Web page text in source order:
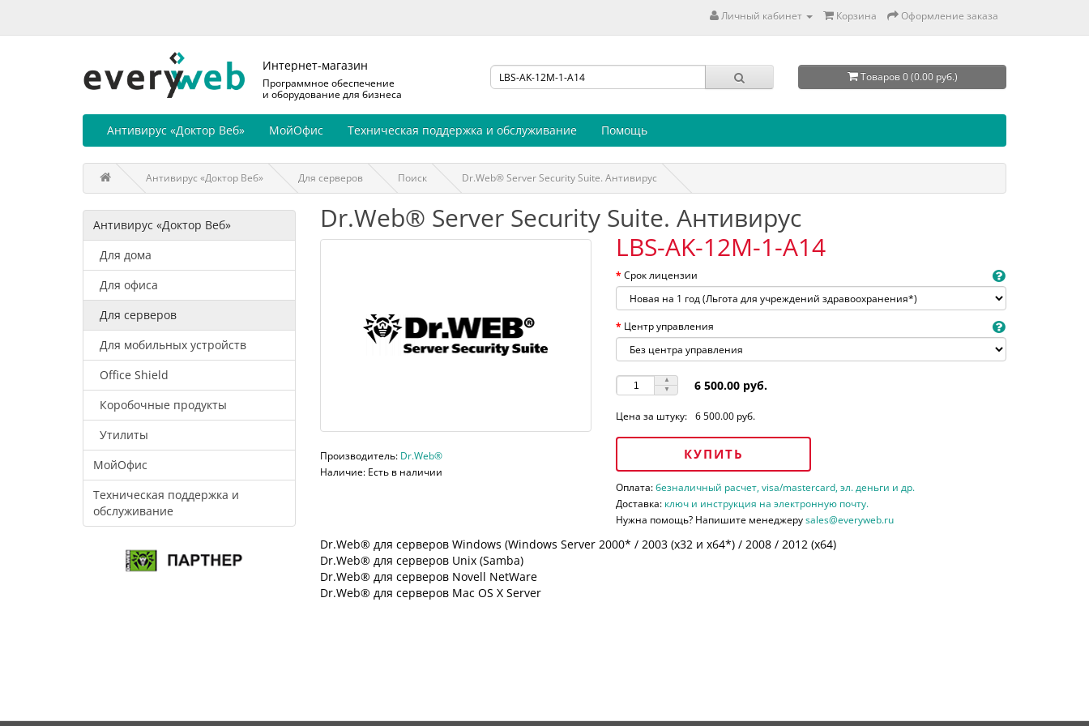
Личный кабинет Корзина Оформление заказа
Интернет-магазин
Программное обеспечение
и оборудование для бизнеса
Товаров 0 (0.00 руб.)
Антивирус «Доктор Веб» МойОфис Техническая поддержка и обслуживание Помощь
Антивирус «Доктор Веб» Для серверов Поиск Dr.Web® Server Security Suite. Антивирус
Антивирус «Доктор Веб»
Для дома
Для офиса
Для серверов
Для мобильных устройств
Office Shield
Коробочные продукты
Утилиты
МойОфис
Техническая поддержка и
обслуживание
Dr.Web® Server Security Suite. Антивирус
Производитель: Dr.Web®
Наличие: Есть в наличии
LBS-AK-12M-1-A14
Срок лицензии
Центр управления
6 500.00 руб.
Цена за штуку: 6 500.00 руб.
КУПИТЬ
Оплата:безналичный расчет, visa/mastercard, эл. деньги и др.
Доставка: ключ и инструкция на электронную почту.
Нужна помощь? Напишите менеджеруsales@everyweb.ru
Dr.Web® для серверов Windows (Windows Server 2000* / 2003 (х32 и х64*) / 2008 / 2012 (х64)
Dr.Web® для серверов Unix (Samba)
Dr.Web® для серверов Novell NetWare
Dr.Web® для серверов Mac OS X Server